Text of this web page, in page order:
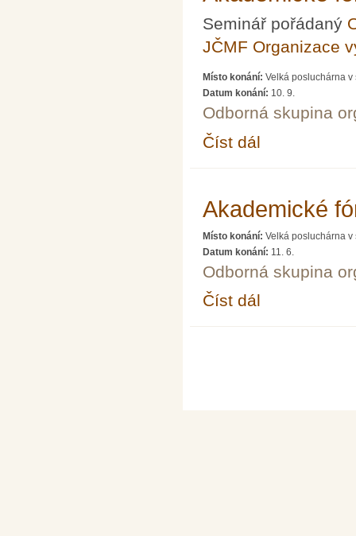
Seminář pořádaný
JČMF Organizace
Místo konání: Velká posluchárna v
Datum konání: 10. 9.
Odborná skupina
Číst dál
Akademické
Místo konání: Velká posluchárna v
Datum konání: 11. 6.
Odborná skupina
Číst dál